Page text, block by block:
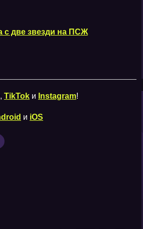
с две звезди на ПСЖ
, TikTok и Instagram!
и iOS